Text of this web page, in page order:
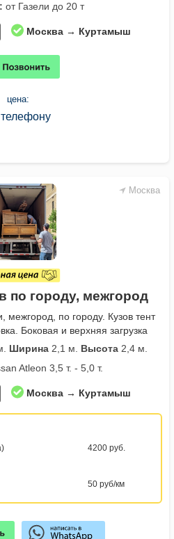
от Газели до 20 т
Москва → Куртамыш
цена:
Москва
по городу, межгород
межгород, по городу. Кузов тент
Боковая и верхняя загрузка
Ширина 2,1 м. Высота 2,4 м.
Atleon 3,5 т. - 5,0 т.
Москва → Куртамыш
4200 руб.
50 руб/км